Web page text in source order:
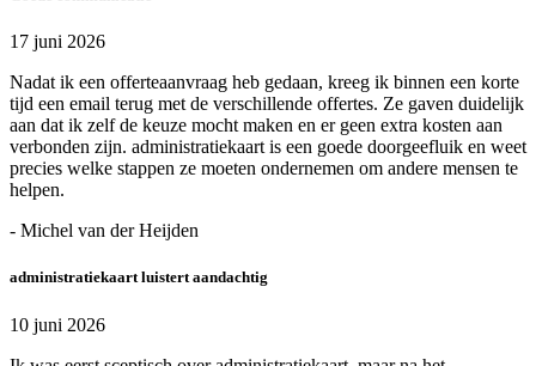
17 juni 2026
Nadat ik een offerteaanvraag heb gedaan, kreeg ik binnen een korte
tijd een email terug met de verschillende offertes. Ze gaven duidelijk
aan dat ik zelf de keuze mocht maken en er geen extra kosten aan
verbonden zijn. administratiekaart is een goede doorgeefluik en weet
precies welke stappen ze moeten ondernemen om andere mensen te
helpen.
- Michel van der Heijden
administratiekaart luistert aandachtig
10 juni 2026